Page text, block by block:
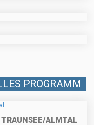
PROGRAMM
ALMTAL